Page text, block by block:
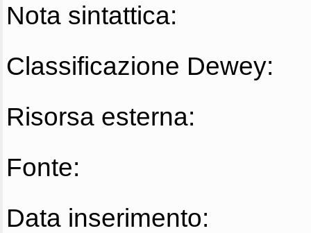
Nota sintattica:
Classificazione Dewey:
Risorsa esterna:
Fonte:
Data inserimento: